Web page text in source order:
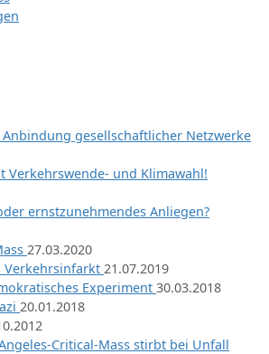
gesellschaftlicher Netzwerke
Verkehrswende- und Klimawahl!
ernstzunehmendes Anliegen?
27.03.2020
Verkehrsinfarkt 21.07.2019
Experiment 30.03.2018
20.01.2018
Critical-Mass stirbt bei Unfall